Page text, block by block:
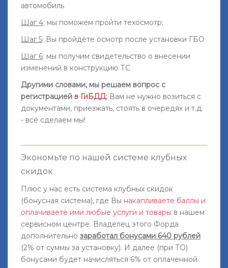
автомобиль
Шаг 4: мы поможем пройти техосмотр;
Шаг 5: Вы пройдёте осмотр после установки ГБО
Шаг 6: мы получим свидетельство о внесении
изменений в конструкцию ТС
Другими словами, мы решаем вопрос с
регистрацией в ГиБДД: Вам не нужно возиться с
документами, приезжать, стоять в очередях и т.д.
- всё сделаем мы!
Экономьте по нашей системе клубных
скидок
Плюс у нас есть система клубных скидок
(бонусная система), где Вы накапливаете баллы и
оплачиваете ими любые услуги и товары в нашем
сервисном центре. Владелец этого Форда
дополнительно заработал бонусами 640 рублей
(2% от суммы за установку). И далее (при ТО)
бонусами будет начисляться 6% от оплаченной